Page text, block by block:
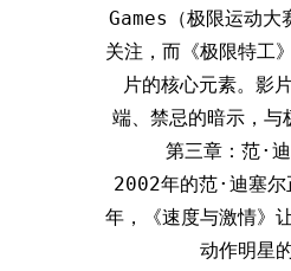
Games（极限运动
关注，而《极限特工
片的核心元素。影
端、禁忌的暗示，与
第三章：范·
2002年的范·迪塞尔
年，《速度与激情》
动作明星